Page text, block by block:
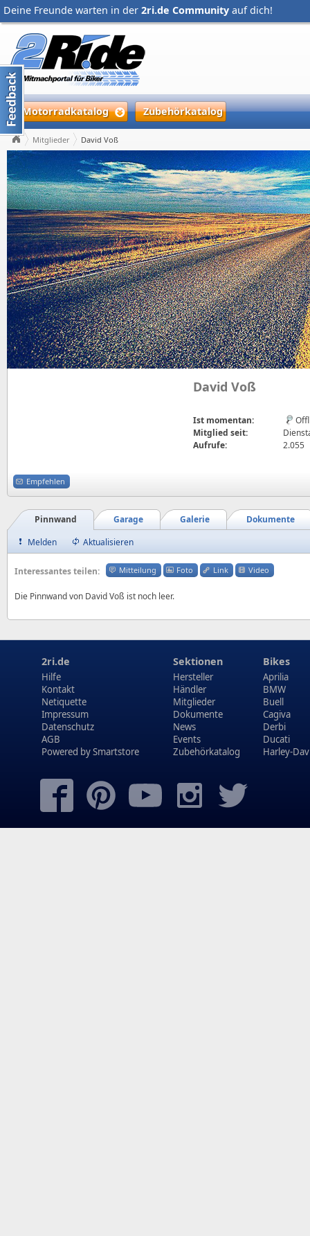
Deine Freunde warten in der 2ri.de Community auf dich!
Motorradkatalog Zubehörkatalog
Mitglieder David Voß
David Voß
Ist momentan:
Mitglied seit:
Aufrufe:
2.055
Empfehlen
Dokumente
Galerie
Garage
Pinnwand
Melden
Aktualisieren
Interessantes teilen: Mitteilung Foto Link Video
Die Pinnwand von David Voß ist noch leer.
2ri.de
Hilfe
Kontakt
Netiquette
Impressum
Datenschutz
AGB
Powered bySmartstore
Sektionen
Hersteller
Händler
Mitglieder
Dokumente
News
Events
Zubehörkatalog
Bikes
Aprilia
BMW
Buell
Cagiva
Derbi
Ducati
Harley-